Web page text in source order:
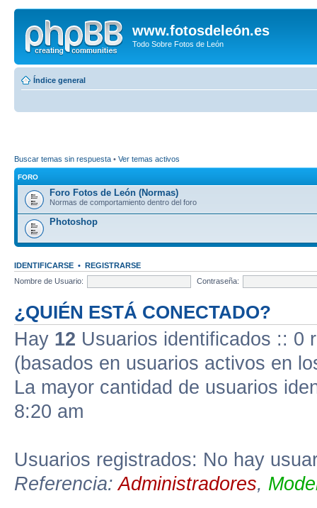
www.fotosdeleón.es
Todo Sobre Fotos de León
Índice general
Buscar temas sin respuesta • Ver temas activos
FORO
Foro Fotos de León (Normas)
Normas de comportamiento dentro del foro
Photoshop
IDENTIFICARSE • REGISTRARSE
Nombre de Usuario:
Contraseña:
¿QUIÉN ESTÁ CONECTADO?
Hay 12 Usuarios identificados :: 0
(basados en usuarios activos en
La mayor cantidad de usuarios
8:20 am
Usuarios registrados: No hay
Referencia:Administradores,